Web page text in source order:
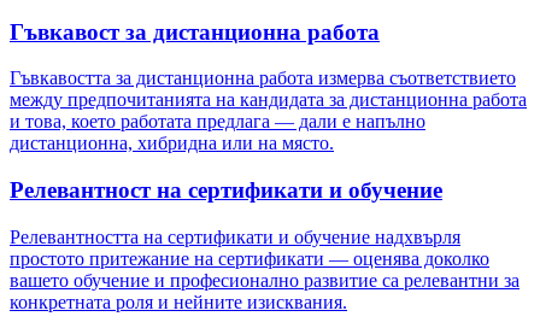
Гъвкавост за дистанционна работа
Гъвкавостта за дистанционна работа измерва съответствието
между предпочитанията на кандидата за дистанционна работа
и това, което работата предлага — дали е напълно
дистанционна, хибридна или на място.
Релевантност на сертификати и обучение
Релевантността на сертификати и обучение надхвърля
простото притежание на сертификати — оценява доколко
вашето обучение и професионално развитие са релевантни за
конкретната роля и нейните изисквания.